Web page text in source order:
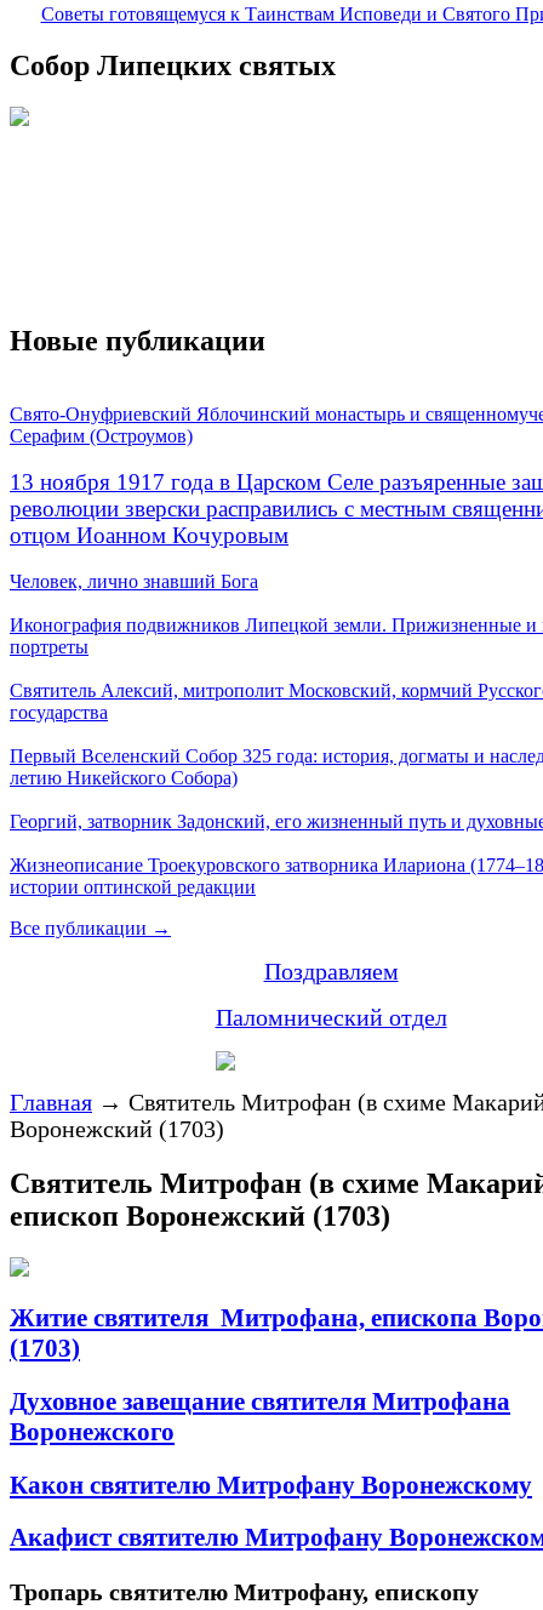
Советы готовящемуся к Таинствам Исповеди и Святого
Собор Липецких святых
Новые публикации
Свято-Онуфриевский Яблочинский монастырь и
Серафим (Остроумов)
13 ноября 1917 года в Царском Селе разъяренные
революции зверски расправились с местным
отцом Иоанном Кочуровым
Человек, лично знавший Бога
Иконография подвижников Липецкой земли. Прижизненные и
портреты
Святитель Алексий, митрополит Московский, кормчий
государства
Первый Вселенский Собор 325 года: история, догматы и
летию Никейского Собора)
Георгий, затворник Задонский, его жизненный путь и
Жизнеописание Троекуровского затворника Илариона
истории оптинской редакции
Все публикации →
Поздравляем
Паломнический отдел
Главная → Святитель Митрофан (в схиме
Воронежский (1703)
Святитель Митрофан (в схиме
епископ Воронежский (1703)
Житие святителя Митрофана, епископа
(1703)
Духовное завещание святителя Митрофана
Воронежского
Какон святителю Митрофану Воронежскому
Акафист святителю Митрофану
Тропарь святителю Митрофану, епископу